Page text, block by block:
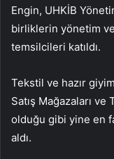
Engin, UHKİB
birliklerin yönetim
temsilcileri katıldı.
Tekstil ve hazır
Satış Mağazaları ve
olduğu gibi yine en
aldı.